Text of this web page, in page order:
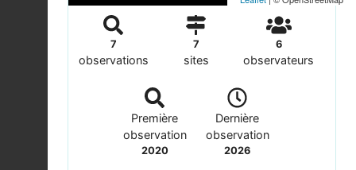
7
observations
7
sites
6
observateurs
Première
observation
2020
Dernière
observation
2026